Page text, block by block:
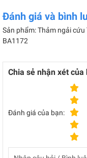
Đánh giá và bình
Sản phẩm: Thảm ngải
BA1172
Chia sẻ nhận xét của
Đánh giá của bạn: